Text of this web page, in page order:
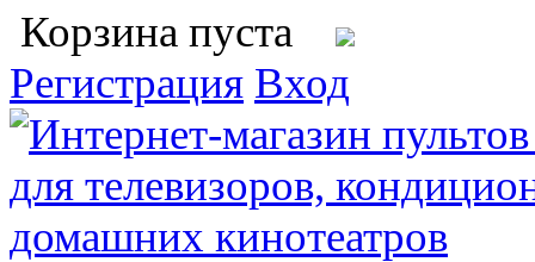
Корзина пуста
Регистрация Вход